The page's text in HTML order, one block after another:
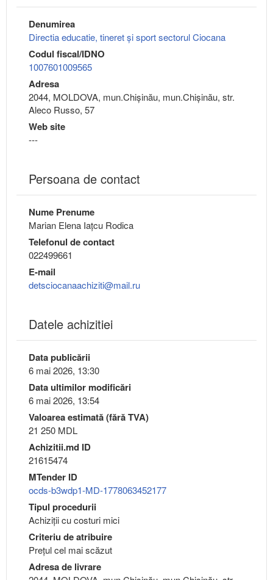
Denumirea
Directia educatie, tineret şi sport sectorul Ciocana
Codul fiscal/IDNO
1007601009565
Adresa
2044, MOLDOVA, mun.Chişinău, mun.Chişinău, str.
Aleco Russo, 57
Web site
---
Persoana de contact
Nume Prenume
Marian Elena Iațcu Rodica
Telefonul de contact
022499661
E-mail
detsciocanaachiziti@mail.ru
Datele achizitiei
Data publicării
6 mai 2026, 13:30
Data ultimilor modificări
6 mai 2026, 13:54
Valoarea estimată (fără TVA)
21 250 MDL
Achizitii.md ID
21615474
MTender ID
ocds-b3wdp1-MD-1778063452177
Tipul procedurii
Achiziții cu costuri mici
Criteriu de atribuire
Preţul cel mai scăzut
Adresa de livrare